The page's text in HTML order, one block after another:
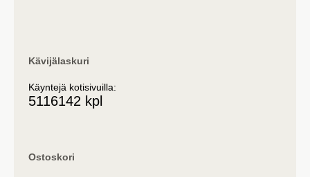
Kävijälaskuri
Käyntejä kotisivuilla:
5116142 kpl
Ostoskori